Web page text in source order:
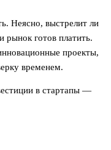
Неясно, выстрелит ли
рынок готов платить.
проекты,
временем.
в стартапы —